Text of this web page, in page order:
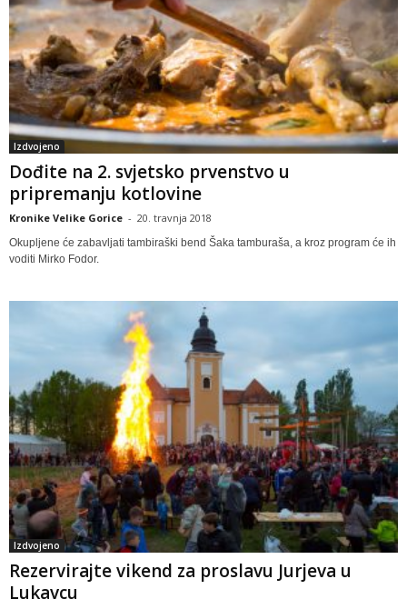
Izdvojeno
Dođite na 2. svjetsko prvenstvo u
pripremanju kotlovine
Kronike Velike Gorice - 20. travnja 2018
Okupljene će zabavljati tambiraški bend Šaka tamburaša, a kroz program će ih
voditi Mirko Fodor.
Izdvojeno
Rezervirajte vikend za proslavu Jurjeva u
Lukavcu